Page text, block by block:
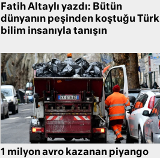
Fatih Altaylı yazdı: Bütün
dünyanın peşinden koştuğu Türk
bilim insanıyla tanışın
1 milyon avro kazanan piyango